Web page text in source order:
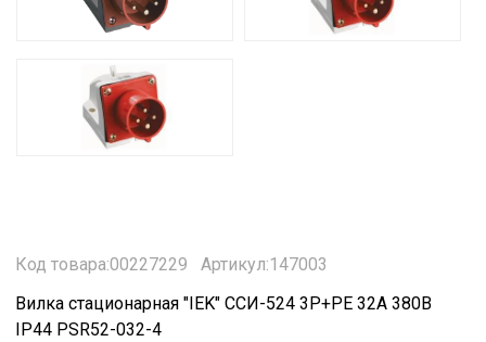
Код товара:00227229
Артикул:147003
Вилка стационарная "IEK" ССИ-524 3P+PE 32A 380В
IP44 PSR52-032-4